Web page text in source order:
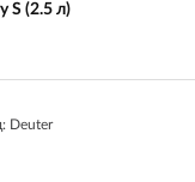
S (2.5 л)
Deuter